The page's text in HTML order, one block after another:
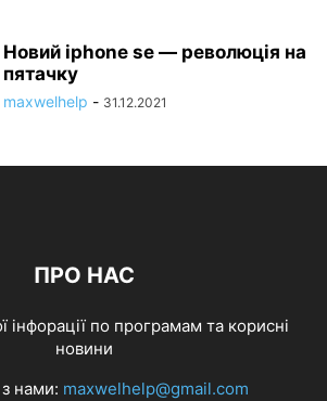
Новий iphone se — революція на
пятачку
maxwelhelp - 31.12.2021
ПРО НАС
інфорації по програмам та корисні
новини
з нами: maxwelhelp@gmail.com